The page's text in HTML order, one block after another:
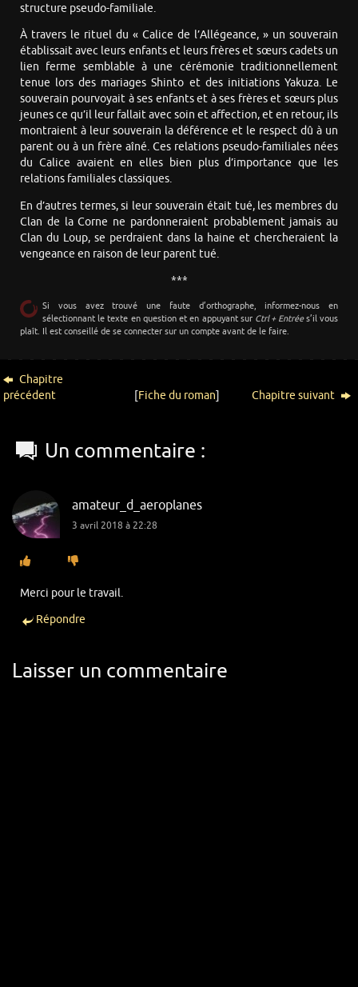
structure pseudo-familiale.
À travers le rituel du « Calice de l’Allégeance, » un souverain
établissait avec leurs enfants et leurs frères et sœurs cadets un
lien ferme semblable à une cérémonie traditionnellement
tenue lors des mariages Shinto et des initiations Yakuza. Le
souverain pourvoyait à ses enfants et à ses frères et sœurs plus
jeunes ce qu’il leur fallait avec soin et affection, et en retour, ils
montraient à leur souverain la déférence et le respect dû à un
parent ou à un frère aîné. Ces relations pseudo-familiales nées
du Calice avaient en elles bien plus d’importance que les
relations familiales classiques.
En d’autres termes, si leur souverain était tué, les membres du
Clan de la Corne ne pardonneraient probablement jamais au
Clan du Loup, se perdraient dans la haine et chercheraient la
vengeance en raison de leur parent tué.
***
Si vous avez trouvé une faute d’orthographe, informez-nous en
sélectionnant le texte en question et en appuyant sur Ctrl + Entrées’il vous
plaît. Il est conseillé de se connecter sur un compte avant de le faire.
Chapitre
précédent
[Fiche du roman] Chapitre suivant
Un commentaire :
amateur_d_aeroplanes
3 avril 2018 à 22:28
Merci pour le travail.
Répondre
Laisser un commentaire